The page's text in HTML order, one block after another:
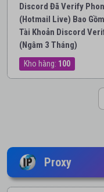
Discord Đã Verify
(Hotmail Live) Bao
Tài Khoản Discord
(Ngâm 3 Tháng)
Kho hàng: 100
Proxy